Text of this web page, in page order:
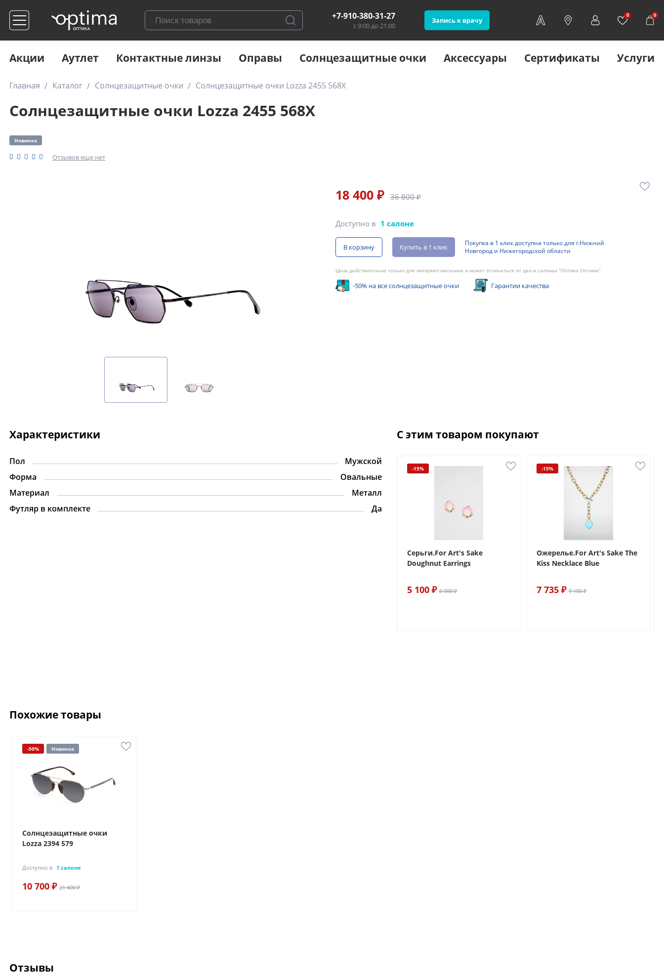
+7-910-380-31-27
с 9:00 до 21:00
Запись к врачу
0 0
Акции Аутлет Контактные линзы Оправы Солнцезащитные очки Аксессуары Сертификаты Услуги
Главная Каталог Солнцезащитные очки Солнцезащитные очки Lozza 2455 568X
Солнцезащитные очки Lozza 2455 568X
Новинка
Отзывов еще нет
18 400 ₽ 36 800 ₽
Доступно в 1 салоне
В корзину Купить в 1 клик
Покупка в 1 клик доступна только для г.Нижний
Новгород и Нижегородской области
Цена действительна только для интернет-магазина и может отличаться от цен в салонах "Оптика Оптима"
-50% на все солнцезащитные очки Гарантии качества
Характеристики
Пол
Мужской
Форма
Овальные
Материал
Металл
Футляр в комплекте
Да
С этим товаром покупают
-15%
Серьги.For Art's Sake
Doughnut Earrings
5 100 ₽ 6 000 ₽
-15%
Ожерелье.For Art's Sake The
Kiss Necklace Blue
7 735 ₽ 9 100 ₽
Похожие товары
-50% Новинка
Солнцезащитные очки
Lozza 2394 579
Доступно в 1 салоне
10 700 ₽ 21 400 ₽
Отзывы